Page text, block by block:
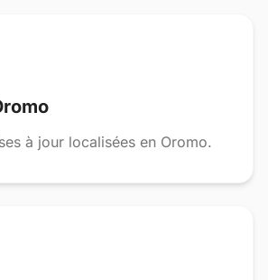
à jour localisées en Oromo.